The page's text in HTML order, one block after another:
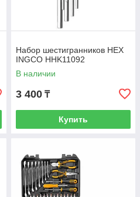
Набор шестигранников HEX
INGCO HHK11092
В наличии
3 400 ₸
Купить